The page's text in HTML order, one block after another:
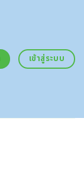
เข้าสู่ระบบ